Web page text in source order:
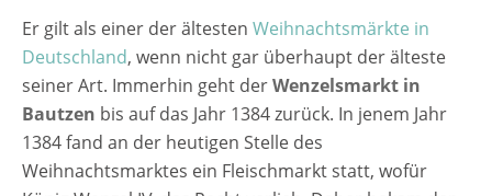
Dezember 2025 wird der 642. Bautzener
Wenzelsmarkt, umrahmt von der
romantischen Bautzener Altstadtkulisse, mit
umfangreichem Kulturprogramm wieder
Gäste aus nah und fern nach Bautzen
locken. Der Markt hat sich im Laufe der
Jahrhunderte zum klassischen
Er gilt als einer der ältesten Weihnachtsmärkte in
Deutschland, wenn nicht gar überhaupt der älteste
seiner Art. Immerhin geht derWenzelsmarkt in
Bautzen bis auf das Jahr 1384 zurück. In jenem Jahr
1384 fand an der heutigen Stelle des
Weihnachtsmarktes ein Fleischmarkt statt, wofür